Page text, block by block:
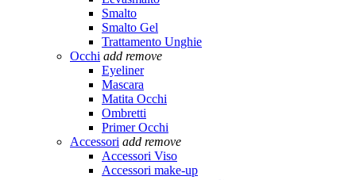
Smalto
Smalto Gel
Trattamento Unghie
Occhi add remove
Eyeliner
Mascara
Matita Occhi
Ombretti
Primer Occhi
Accessori add remove
Accessori Viso
Accessori make-up